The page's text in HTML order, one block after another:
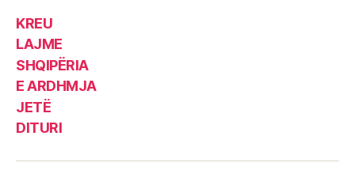
KREU
LAJME
SHQIPËRIA
E ARDHMJA
JETË
DITURI